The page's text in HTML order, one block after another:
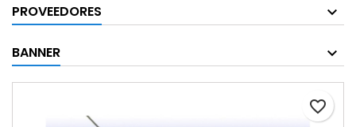
PROVEEDORES
BANNER
favorite_border